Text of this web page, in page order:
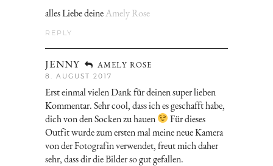
alles Liebe deineAmely Rose
REPLY
JENNY AMELY ROSE
8. AUGUST 2017
Erst einmal vielen Dank für deinen super lieben
Kommentar. Sehr cool, dass ich es geschafft habe,
dich von den Socken zu hauen
Für dieses
Outfit wurde zum ersten mal meine neue Kamera
von der Fotografin verwendet, freut mich daher
sehr, dass dir die Bilder so gut gefallen.